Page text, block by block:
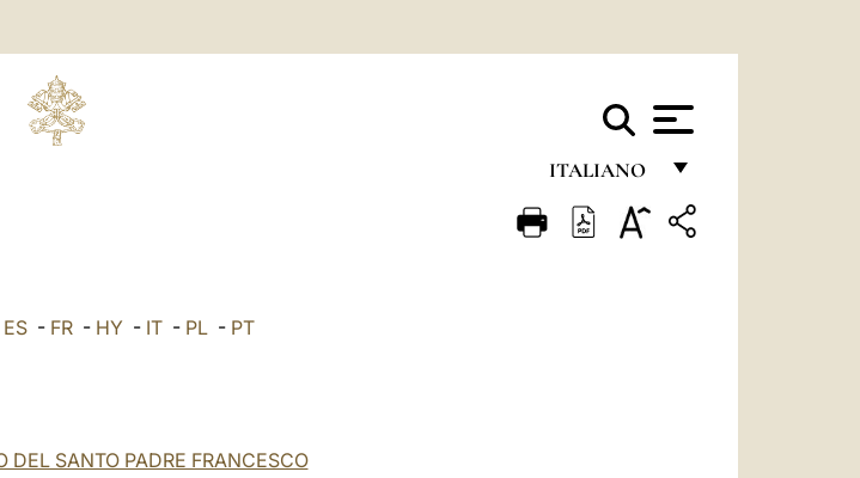
ITALIANO
FRANÇAIS
ES - FR - HY - IT - PL - PT
DEL SANTO PADRE FRANCESCO